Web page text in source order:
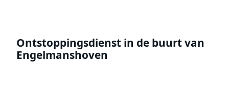
Ontstoppingsdienst in de buurt van
Engelmanshoven